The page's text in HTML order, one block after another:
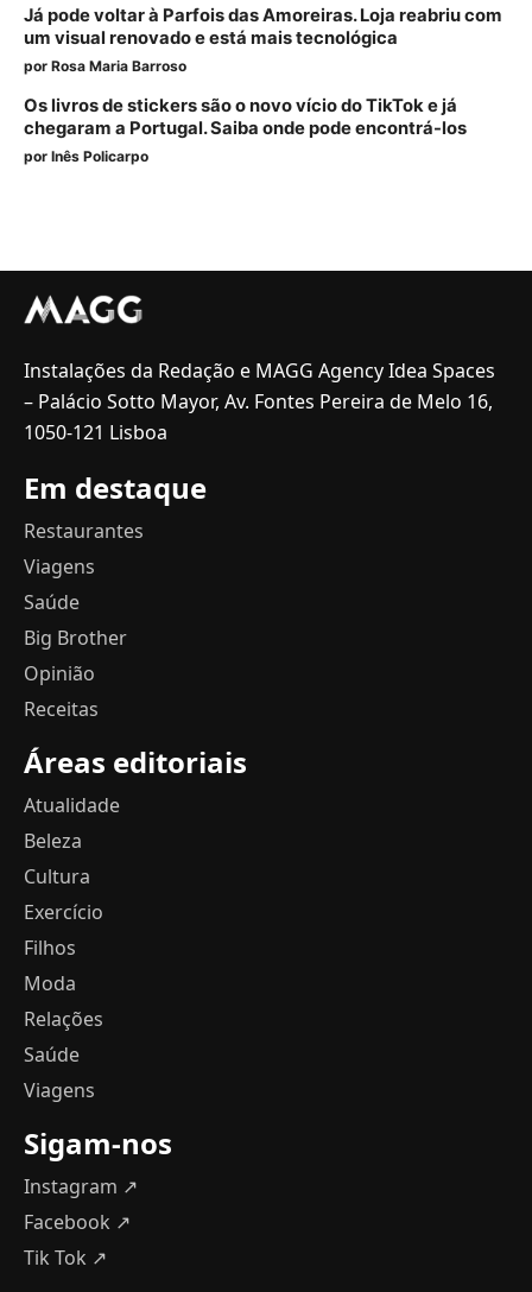
Já pode voltar à Parfois das Amoreiras. Loja reabriu com
um visual renovado e está mais tecnológica
por Rosa Maria Barroso
Os livros de stickers são o novo vício do TikTok e já
chegaram a Portugal. Saiba onde pode encontrá-los
por Inês Policarpo
Instalações da Redação e MAGG Agency Idea Spaces
– Palácio Sotto Mayor, Av. Fontes Pereira de Melo 16,
1050-121 Lisboa
Em destaque
Restaurantes
Viagens
Saúde
Big Brother
Opinião
Receitas
Áreas editoriais
Atualidade
Beleza
Cultura
Exercício
Filhos
Moda
Relações
Saúde
Viagens
Sigam-nos
Instagram ↗
Facebook ↗
Tik Tok ↗